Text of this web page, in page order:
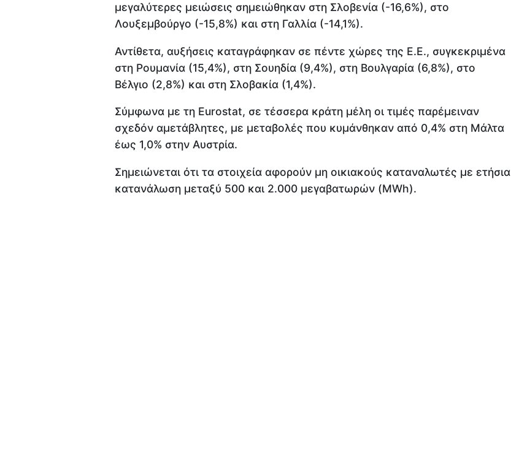
μεγαλύτερες μειώσεις σημειώθηκαν στη Σλοβενία (-16,6%), στο
Λουξεμβούργο (-15,8%) και στη Γαλλία (-14,1%).
Αντίθετα, αυξήσεις καταγράφηκαν σε πέντε χώρες της Ε.Ε., συγκεκριμένα
στη Ρουμανία (15,4%), στη Σουηδία (9,4%), στη Βουλγαρία (6,8%), στο
Βέλγιο (2,8%) και στη Σλοβακία (1,4%).
Σύμφωνα με τη Eurostat, σε τέσσερα κράτη μέλη οι τιμές παρέμειναν
σχεδόν αμετάβλητες, με μεταβολές που κυμάνθηκαν από 0,4% στη Μάλτα
έως 1,0% στην Αυστρία.
Σημειώνεται ότι τα στοιχεία αφορούν μη οικιακούς καταναλωτές με ετήσια
κατανάλωση μεταξύ 500 και 2.000 μεγαβατωρών (MWh).